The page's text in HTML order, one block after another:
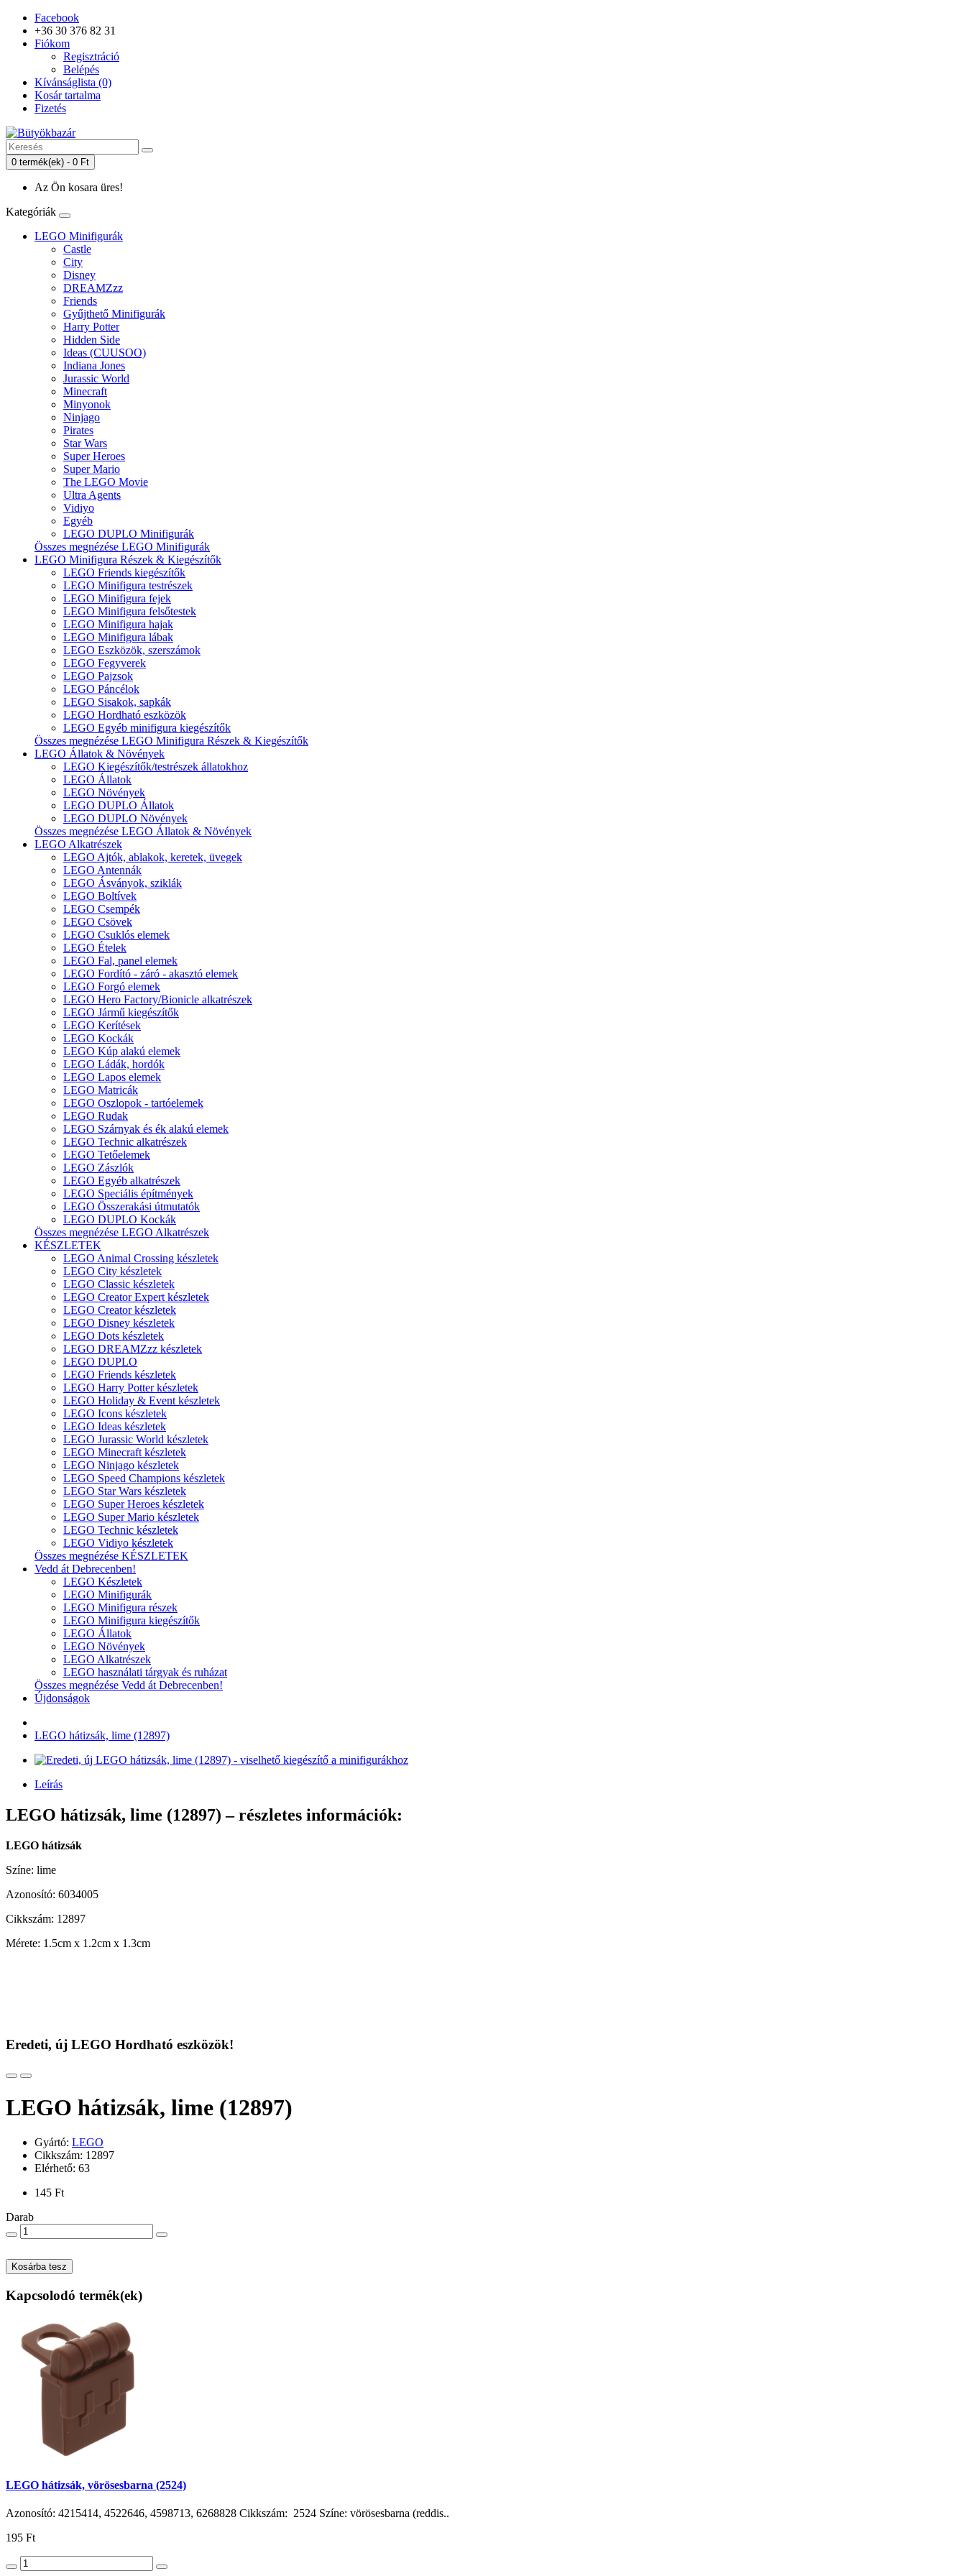
Facebook
+36 30 376 82 31
Fiókom
Regisztráció
Belépés
Kívánságlista (0)
Kosár tartalma
Fizetés
0 termék(ek) - 0 Ft
Az Ön kosara üres!
Kategóriák
LEGO Minifigurák
Castle
City
Disney
DREAMZzz
Friends
Gyűjthető Minifigurák
Harry Potter
Hidden Side
Ideas (CUUSOO)
Indiana Jones
Jurassic World
Minecraft
Minyonok
Ninjago
Pirates
Star Wars
Super Heroes
Super Mario
The LEGO Movie
Ultra Agents
Vidiyo
Egyéb
LEGO DUPLO Minifigurák
Összes megnézése LEGO Minifigurák
LEGO Minifigura Részek & Kiegészítők
LEGO Friends kiegészítők
LEGO Minifigura testrészek
LEGO Minifigura fejek
LEGO Minifigura felsőtestek
LEGO Minifigura hajak
LEGO Minifigura lábak
LEGO Eszközök, szerszámok
LEGO Fegyverek
LEGO Pajzsok
LEGO Páncélok
LEGO Sisakok, sapkák
LEGO Hordható eszközök
LEGO Egyéb minifigura kiegészítők
Összes megnézése LEGO Minifigura Részek & Kiegészítők
LEGO Állatok & Növények
LEGO Kiegészítők/testrészek állatokhoz
LEGO Állatok
LEGO Növények
LEGO DUPLO Állatok
LEGO DUPLO Növények
Összes megnézése LEGO Állatok & Növények
LEGO Alkatrészek
LEGO Ajtók, ablakok, keretek, üvegek
LEGO Antennák
LEGO Ásványok, sziklák
LEGO Boltívek
LEGO Csempék
LEGO Csövek
LEGO Csuklós elemek
LEGO Ételek
LEGO Fal, panel elemek
LEGO Fordító - záró - akasztó elemek
LEGO Forgó elemek
LEGO Hero Factory/Bionicle alkatrészek
LEGO Jármű kiegészítők
LEGO Kerítések
LEGO Kockák
LEGO Kúp alakú elemek
LEGO Ládák, hordók
LEGO Lapos elemek
LEGO Matricák
LEGO Oszlopok - tartóelemek
LEGO Rudak
LEGO Szárnyak és ék alakú elemek
LEGO Technic alkatrészek
LEGO Tetőelemek
LEGO Zászlók
LEGO Egyéb alkatrészek
LEGO Speciális építmények
LEGO Összerakási útmutatók
LEGO DUPLO Kockák
Összes megnézése LEGO Alkatrészek
KÉSZLETEK
LEGO Animal Crossing készletek
LEGO City készletek
LEGO Classic készletek
LEGO Creator Expert készletek
LEGO Creator készletek
LEGO Disney készletek
LEGO Dots készletek
LEGO DREAMZzz készletek
LEGO DUPLO
LEGO Friends készletek
LEGO Harry Potter készletek
LEGO Holiday & Event készletek
LEGO Icons készletek
LEGO Ideas készletek
LEGO Jurassic World készletek
LEGO Minecraft készletek
LEGO Ninjago készletek
LEGO Speed Champions készletek
LEGO Star Wars készletek
LEGO Super Heroes készletek
LEGO Super Mario készletek
LEGO Technic készletek
LEGO Vidiyo készletek
Összes megnézése KÉSZLETEK
Vedd át Debrecenben!
LEGO Készletek
LEGO Minifigurák
LEGO Minifigura részek
LEGO Minifigura kiegészítők
LEGO Állatok
LEGO Növények
LEGO Alkatrészek
LEGO használati tárgyak és ruházat
Összes megnézése Vedd át Debrecenben!
Újdonságok
LEGO hátizsák, lime (12897)
Leírás
LEGO hátizsák, lime (12897) – részletes információk:
LEGO hátizsák
Színe: lime
Azonosító: 6034005
Cikkszám: 12897
Mérete: 1.5cm x 1.2cm x 1.3cm
Eredeti, új LEGO Hordható eszközök!
LEGO hátizsák, lime (12897)
Gyártó: LEGO
Cikkszám: 12897
Elérhető: 63
145 Ft
Darab
Kosárba tesz
Kapcsolodó termék(ek)
LEGO hátizsák, vörösesbarna (2524)
Azonosító: 4215414, 4522646, 4598713, 6268828 Cikkszám: 2524 Színe: vörösesbarna (reddis..
195 Ft